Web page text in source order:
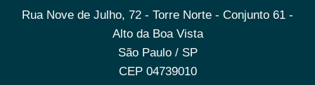
Rua Nove de Julho, 72 - Torre Norte - Conjunto 61 -
Alto da Boa Vista
São Paulo / SP
CEP 04739010